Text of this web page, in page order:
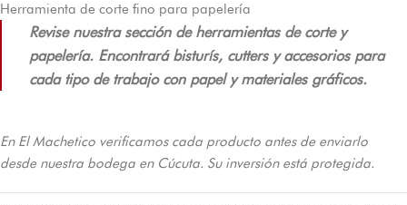
Herramienta de corte fino para papelería
Revise nuestra sección de herramientas de corte y
papelería. Encontrará bisturís, cutters y accesorios para
cada tipo de trabajo con papel y materiales gráficos.
En El Machetico verificamos cada producto antes de enviarlo
desde nuestra bodega en Cúcuta. Su inversión está protegida.